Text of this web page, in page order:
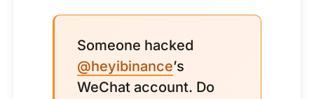
Someone hacked
@heyibinance’s
WeChat account. Do